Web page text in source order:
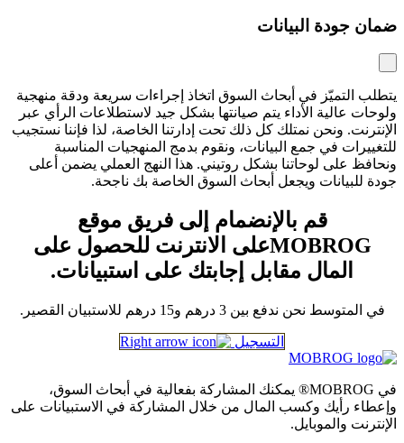
ضمان جودة البيانات
يتطلب التميّز في أبحاث السوق اتخاذ إجراءات سريعة ودقة منهجية
ولوحات عالية الأداء يتم صيانتها بشكل جيد لاستطلاعات الرأي عبر
الإنترنت. ونحن نمتلك كل ذلك تحت إدارتنا الخاصة، لذا فإننا نستجيب
للتغييرات في جمع البيانات، ونقوم بدمج المنهجيات المناسبة
ونحافظ على لوحاتنا بشكل روتيني. هذا النهج العملي يضمن أعلى
جودة للبيانات ويجعل أبحاث السوق الخاصة بك ناجحة.
قم بالإنضمام إلى فريق موقع
MOBROGعلى الانترنت للحصول على
المال مقابل إجابتك على استبيانات.
في المتوسط نحن ندفع بين 3 درهم و15 درهم للاستبيان القصير.
التسجيل
في MOBROG® يمكنك المشاركة بفعالية في أبحاث السوق،
وإعطاء رأيك وكسب المال من خلال المشاركة في الاستبيانات على
الإنترنت والموبايل.